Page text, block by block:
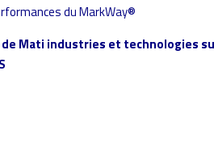
du MarkWay®
de Mati industries et technologies